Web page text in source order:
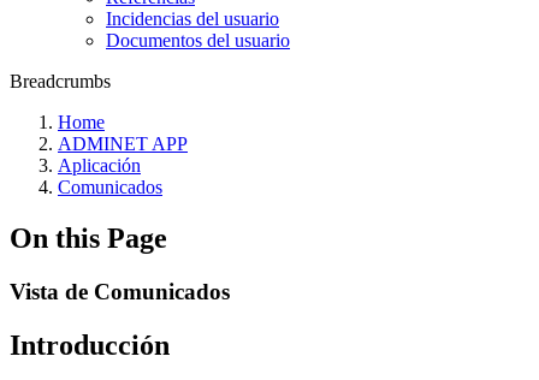
Incidencias del usuario
Documentos del usuario
Breadcrumbs
Home
ADMINET APP
Aplicación
Comunicados
On this Page
Vista de Comunicados
Introducción